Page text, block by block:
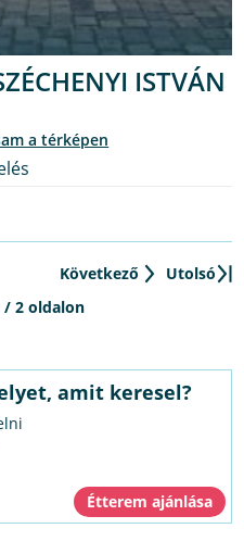
ISTVÁN
a térképen
Következő
Utolsó
/ 2 oldalon
amit keresel?